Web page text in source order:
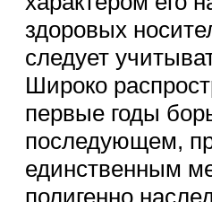
здоровых
следует
Широко
первые годы
последующем,
единственным
полигенно